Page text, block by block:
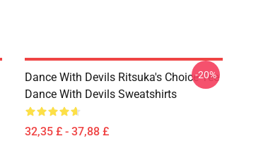
Dance With Devils Ritsuka's Choice Tee
Dance With Devils Sweatshirts
32,35 £ - 37,88 £
-20%